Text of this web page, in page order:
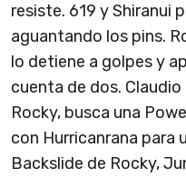
resiste. 619 y Shiranui
aguantando los pins.
lo detiene a golpes y
cuenta de dos.
Rocky, busca una
con Hurricanrana para
Backslide de Rocky,